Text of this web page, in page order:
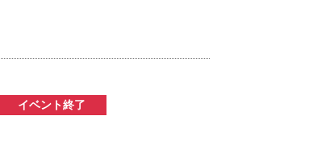
イベント終了